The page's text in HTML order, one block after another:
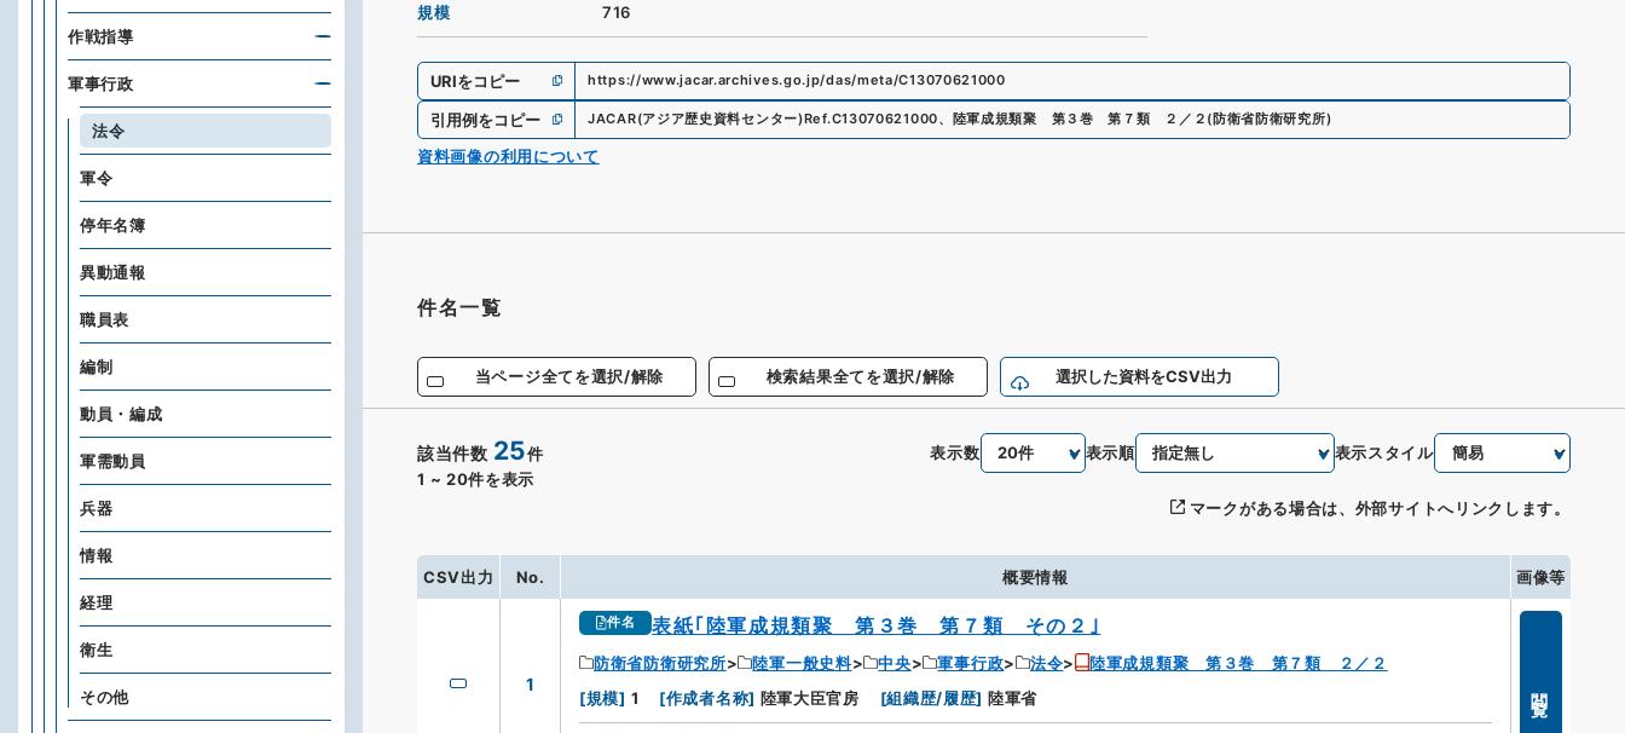
規模 716
URIをコピー https://www.jacar.archives.go.jp/das/meta/C13070621000
引用例をコピー JACAR(アジア歴史資料センター)Ref.C13070621000、 陸軍成規類聚 第３巻 第７類 ２／２ ( 防衛省防衛研究所)
資料画像の利用について
件名一覧
当ページ全てを選択/解除 検索結果全てを選択/解除 選択した資料をCSV出力
該当件数 25件
1 ~ 20件を表示
表示数 表示順 表示スタイル
マークがある場合は、外部サイトへリンクします。
CSV出力 No. 概要情報 画像等
1
件名 表紙｢陸軍成規類聚 第３巻 第７類 その２｣
防衛省防衛研究所 陸軍一般史料 中央 軍事行政 法令
陸軍成規類聚 第３巻 第７類 ２／２
[規模] 1 [作成者名称] 陸軍大臣官房 [組織歴/履歴] 陸軍省
作戦指導
軍事行政
法令
軍令
停年名簿
異動通報
職員表
編制
動員・編成
軍需動員
兵器
情報
経理
衛生
その他